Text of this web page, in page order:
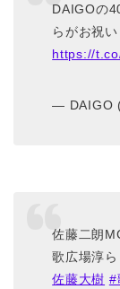
DAIGOの
らがお祝
https://
— DAIGO
佐藤二朗
歌広場淳ら
佐藤大樹 #